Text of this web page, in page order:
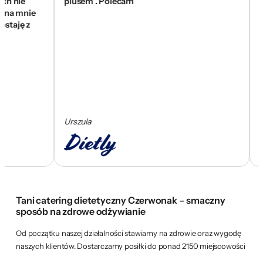
z
Urszula
Tani catering dietetyczny Czerwonak – smaczny
sposób na zdrowe odżywianie
Od początku naszej działalności stawiamy na zdrowie oraz wygodę
naszych klientów. Dostarczamy posiłki do ponad 2150 miejscowości